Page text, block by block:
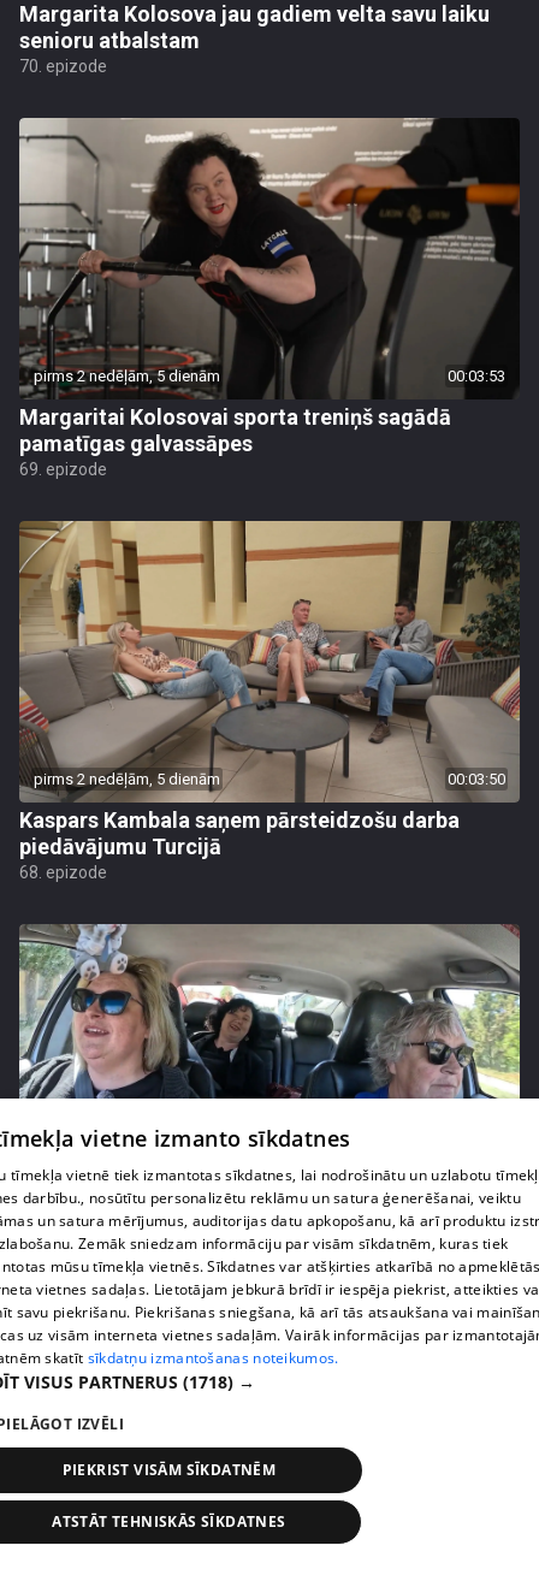
Margarita Kolosova jau gadiem velta savu laiku
senioru atbalstam
70. epizode
pirms 2 nedēļām, 5 dienām 00:03:53
Margaritai Kolosovai sporta treniņš sagādā
pamatīgas galvassāpes
69. epizode
pirms 2 nedēļām, 5 dienām 00:03:50
Kaspars Kambala saņem pārsteidzošu darba
piedāvājumu Turcijā
68. epizode
pirms 2 nedēļām, 6 dienām 00:03:00
"Tevi sagaida pārsteigums!" Margarita Kolosova
satraukta par draudzeņu izdomu
71. epizode
vietne izmanto sīkdatnes
tīmekļa vietnē tiek izmantotas sīkdatnes, lai nodrošinātu un uzlabotu
darbību., nosūtītu personalizētu reklāmu un satura ģenerēšanai, veiktu
un satura mērījumus, auditorijas datu apkopošanu, kā arī produktu
Zemāk sniedzam informāciju par visām sīkdatnēm, kuras tiek
mūsu tīmekļa vietnēs. Sīkdatnes var atšķirties atkarībā no
vietnes sadaļas. Lietotājam jebkurā brīdī ir iespēja piekrist, atteikties
savu piekrišanu. Piekrišanas sniegšana, kā arī tās atsaukšana vai
uz visām interneta vietnes sadaļām. Vairāk informācijas par
skatīt sīkdatņu izmantošanas noteikumos.
VISUS PARTNERUS (1718) →
IZVĒLI
PIEKRIST VISĀM SĪKDATNĒM
ATSTĀT TEHNISKĀS SĪKDATNES